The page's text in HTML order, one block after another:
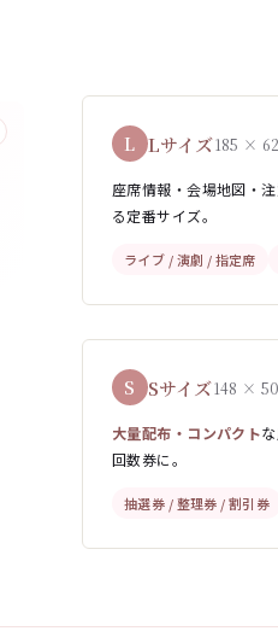
L Lサイズ185 ×
座席情報・会場地図・
る定番サイズ。
ライブ / 演劇 / 指定席
S Sサイズ148 ×
大量配布・コンパクト
回数券に。
抽選券 / 整理券 / 割引券